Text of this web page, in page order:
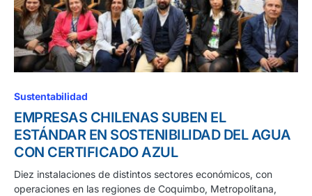
Sustentabilidad
EMPRESAS CHILENAS SUBEN EL
ESTÁNDAR EN SOSTENIBILIDAD DEL AGUA
CON CERTIFICADO AZUL
Diez instalaciones de distintos sectores económicos, con
operaciones en las regiones de Coquimbo, Metropolitana,